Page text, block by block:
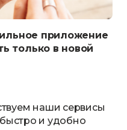
приложение
только в новой
наши сервисы
и удобно